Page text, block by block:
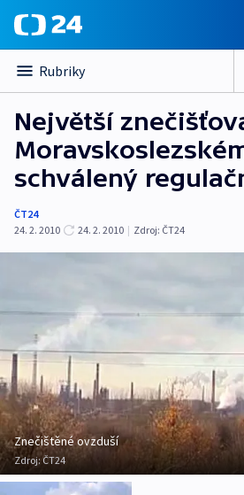
Rubriky
Největší
schválený
ČT24
24. 2. 2010
24. 2. 2010 | Zdroj: ČT24
Znečištěné ovzduší
Zdroj: ČT24